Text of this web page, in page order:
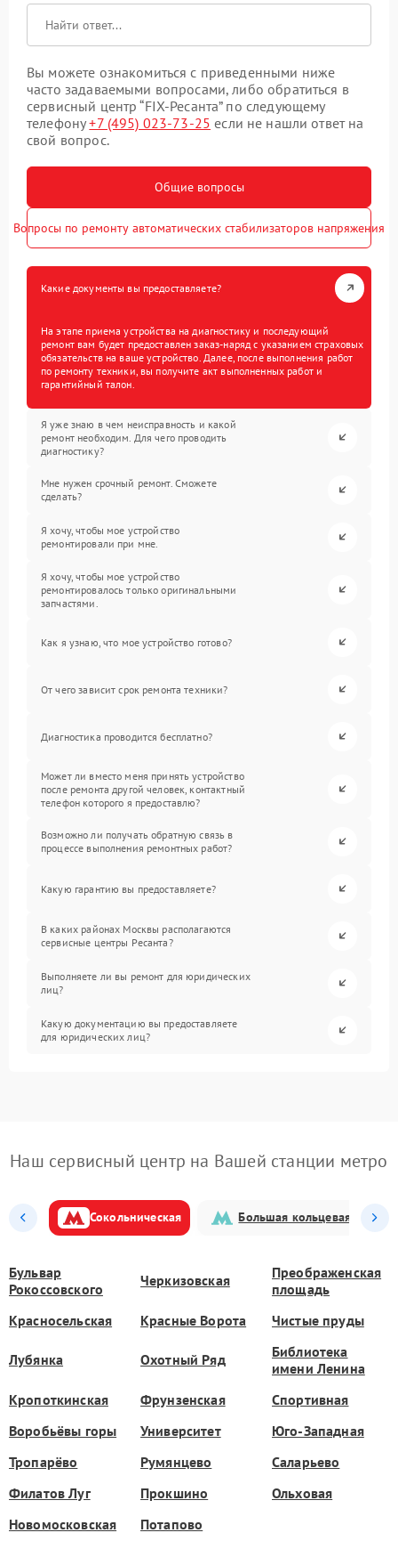
Вы можете ознакомиться с приведенными ниже
часто задаваемыми вопросами, либо обратиться в
сервисный центр “FIX-Ресанта” по следующему
телефону+7 (495) 023-73-25 если не нашли ответ на
свой вопрос.
Общие вопросы
Вопросы по ремонту автоматических стабилизаторов напряжения
Какие документы вы предоставляете?
На этапе приема устройства на диагностику и последующий
ремонт вам будет предоставлен заказ-наряд с указанием страховых
обязательств на ваше устройство. Далее, после выполнения работ
по ремонту техники, вы получите акт выполненных работ и
гарантийный талон.
Я уже знаю в чем неисправность и какой
ремонт необходим. Для чего проводить
диагностику?
Мне нужен срочный ремонт. Сможете
сделать?
Я хочу, чтобы мое устройство
ремонтировали при мне.
Я хочу, чтобы мое устройство
ремонтировалось только оригинальными
запчастями.
Как я узнаю, что мое устройство готово?
От чего зависит срок ремонта техники?
Диагностика проводится бесплатно?
Может ли вместо меня принять устройство
после ремонта другой человек, контактный
телефон которого я предоставлю?
Возможно ли получать обратную связь в
процессе выполнения ремонтных работ?
Какую гарантию вы предоставляете?
В каких районах Москвы располагаются
сервисные центры Ресанта?
Выполняете ли вы ремонт для юридических
лиц?
Какую документацию вы предоставляете
для юридических лиц?
Наш сервисный центр на Вашей станции метро
Сокольническая Большая кольцевая
Бульвар
Рокоссовского
Черкизовская
Преображенская
площадь
Красносельская
Красные Ворота Чистые пруды
Лубянка Охотный Ряд
Библиотека
имени Ленина
Кропоткинская
Фрунзенская
Спортивная
Воробьёвы горы
Университет
Юго-Западная
Тропарёво
Румянцево
Саларьево
Филатов Луг
Прокшино
Ольховая
Новомосковская
Потапово